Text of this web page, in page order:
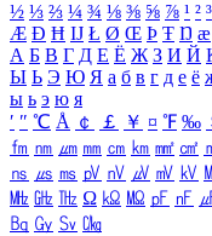
½ ⅓ ⅔ ¼ ¾ ⅛ ⅜ ⅝ ⅞ ¹ ² ³
Æ Ð Ħ Ĳ Ł Ø Œ Þ Ŧ Ŋ æ
А Б В Г Д Е Ё Ж З И Й
Ы Ь Э Ю Я а б в г д е ё
ы ь э ю я
′ ″ ℃ Å ￠ ￡ ￥ ¤ ℉ ‰
㎙ ㎚ ㎛ ㎜ ㎝ ㎞ ㎟ ㎠
㎱ ㎲ ㎳ ㎴ ㎵ ㎶ ㎷ ㎸
㎒ ㎓ ㎔ Ω ㏀ ㏁ ㎊ ㎋
㏃ ㏉ ㏜ ㏆